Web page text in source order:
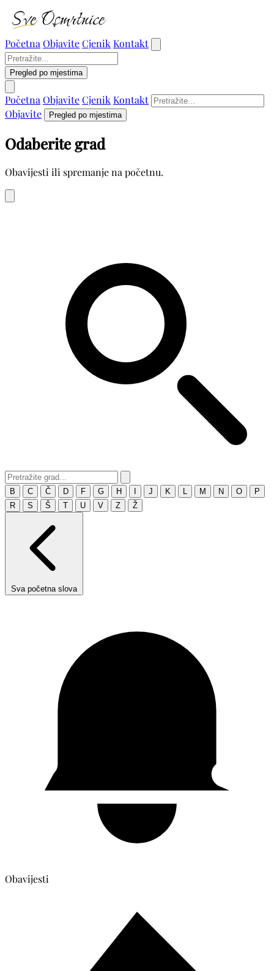
Početna ObjaviteCjenik Kontakt
Pregled po mjestima
Početna ObjaviteCjenik Kontakt
Objavite
Pregled po mjestima
Odaberite grad
Obavijesti ili spremanje na početnu.
B C Č D F G H J K M N O
P
R
S Š T U V Z Ž
Sva početna slova
Obavijesti